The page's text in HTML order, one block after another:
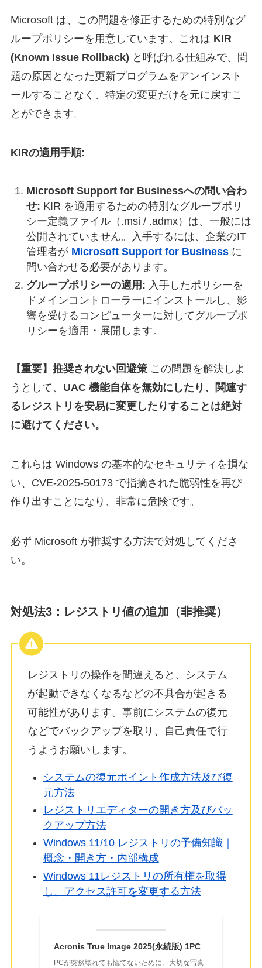
Microsoft は、この問題を修正するための特別なグ
ループポリシーを用意しています。これは KIR
(Known Issue Rollback) と呼ばれる仕組みで、問
題の原因となった更新プログラムをアンインスト
ールすることなく、特定の変更だけを元に戻すこ
とができます。
KIRの適用手順:
Microsoft Support for Businessへの問い合わ
せ: KIR を適用するための特別なグループポリ
シー定義ファイル（.msi / .admx）は、一般には
公開されていません。入手するには、企業のIT
管理者が Microsoft Support for Businessに
問い合わせる必要があります。
グループポリシーの適用: 入手したポリシーを
ドメインコントローラーにインストールし、影
響を受けるコンピューターに対してグループポ
リシーを適用・展開します。
【重要】推奨されない回避策この問題を解決しよ
うとして、 UAC 機能自体を無効にしたり、関連す
るレジストリを安易に変更したりすることは絶対
に避けてください。
これらは Windows の基本的なセキュリティを損な
い、CVE-2025-50173 で指摘された脆弱性を再び
作り出すことになり、非常に危険です。
必ず Microsoft が推奨する方法で対処してくださ
い。
対処法3：レジストリ値の追加（非推奨）
レジストリの操作を間違えると、システム
が起動できなくなるなどの不具合が起きる
可能性があります。事前にシステムの復元
などでバックアップを取り、自己責任で行
うようお願いします。
システムの復元ポイント作成方法及び復
元方法
レジストリエディターの開き方及びバッ
クアップ方法
Windows 11/10 レジストリの予備知識｜
概念・開き方・内部構成
Windows 11レジストリの所有権を取得
し、アクセス許可を変更する方法
Acronis True Image 2025(永続版) 1PC
PCが突然壊れても慌てないために。大切な写真